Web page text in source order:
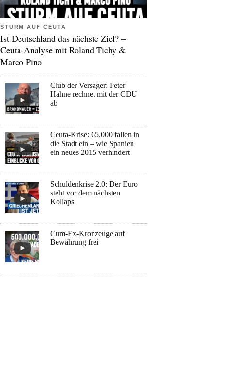
STURM AUF CEUTA
Ist Deutschland das nächste Ziel? –
Ceuta-Analyse mit Roland Tichy &
Marco Pino
Club der Versager: Peter
Hahne rechnet mit der CDU
ab
Ceuta-Krise: 65.000 fallen in
die Stadt ein – wie Spanien
ein neues 2015 verhindert
Schuldenkrise 2.0: Der Euro
steht vor dem nächsten
Kollaps
Cum-Ex-Kronzeuge auf
Bewährung frei